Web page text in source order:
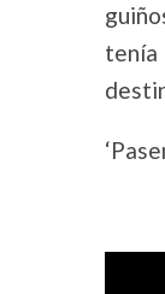
tenía